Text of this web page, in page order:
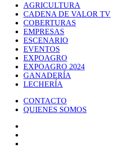
AGRICULTURA
CADENA DE VALOR TV
COBERTURAS
EMPRESAS
ESCENARIO
EVENTOS
EXPOAGRO
EXPOAGRO 2024
GANADERÍA
LECHERÍA
CONTACTO
QUIENES SOMOS